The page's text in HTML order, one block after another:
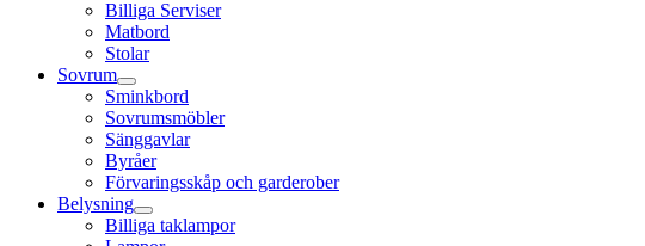
Billiga Serviser
Matbord
Stolar
Sovrum
Sminkbord
Sovrumsmöbler
Sänggavlar
Byråer
Förvaringsskåp och garderober
Belysning
Billiga taklampor